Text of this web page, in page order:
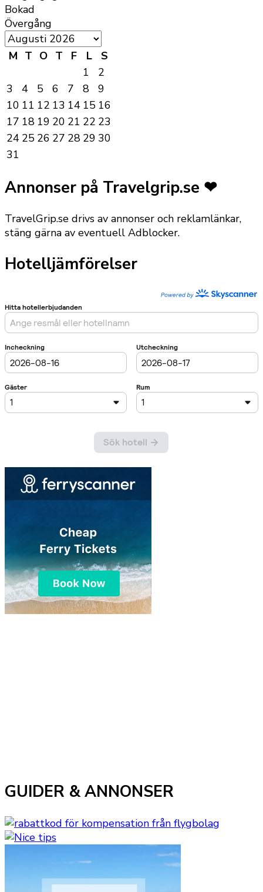
Bokad
Övergång
M T O T F L
S
1
2
3
4 5 6 7 8
9
10 11 12 13 14 15 16
17 18 19 20 21 22 23
24 25 26 27 28 29 30
31
Annonser på Travelgrip.se ❤
TravelGrip.se drivs av annonser och reklamlänkar,
stäng gärna av eventuell Adblocker.
Hotelljämförelser
GUIDER & ANNONSER